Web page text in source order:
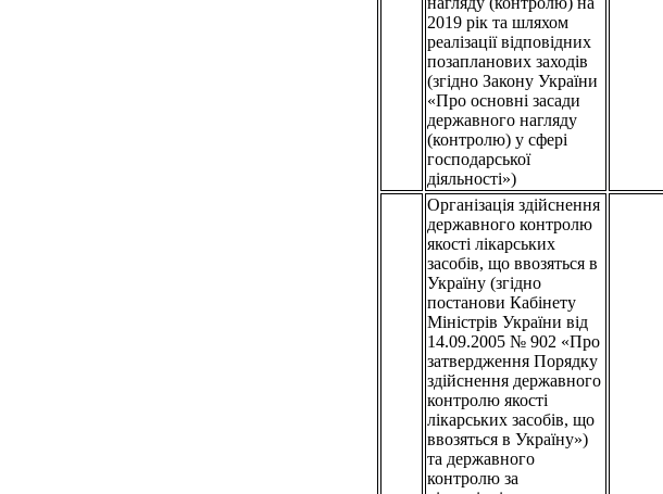
2019 рік та шляхом
реалізації відповідних
позапланових заходів
(згідно Закону України
«Про основні засади
державного нагляду
(контролю) у сфері
господарської
діяльності»)
Організація здійснення
державного контролю
якості лікарських
засобів, що ввозяться в
Україну (згідно
постанови Кабінету
Міністрів України від
14.09.2005 № 902 «Про
затвердження Порядку
здійснення державного
контролю якості
лікарських засобів, що
ввозяться в Україну»)
та державного
контролю за